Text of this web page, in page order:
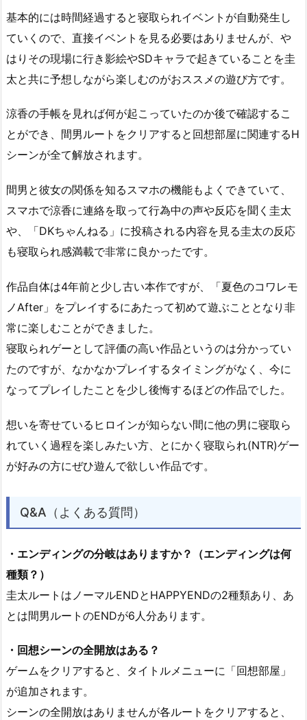
基本的には時間経過すると寝取られイベントが自動発生し
ていくので、直接イベントを見る必要はありませんが、や
はりその現場に行き影絵やSDキャラで起きていることを圭
太と共に予想しながら楽しむのがおススメの遊び方です。
涼香の手帳を見れば何が起こっていたのか後で確認するこ
とができ、間男ルートをクリアすると回想部屋に関連するH
シーンが全て解放されます。
間男と彼女の関係を知るスマホの機能もよくできていて、
スマホで涼香に連絡を取って行為中の声や反応を聞く圭太
や、「DKちゃんねる」に投稿される内容を見る圭太の反応
も寝取られ感満載で非常に良かったです。
作品自体は4年前と少し古い本作ですが、「夏色のコワレモ
ノAfter」をプレイするにあたって初めて遊ぶこととなり非
常に楽しむことができました。
寝取られゲーとして評価の高い作品というのは分かってい
たのですが、なかなかプレイするタイミングがなく、今に
なってプレイしたことを少し後悔するほどの作品でした。
想いを寄せているヒロインが知らない間に他の男に寝取ら
れていく過程を楽しみたい方、とにかく寝取られ(NTR)ゲー
が好みの方にぜひ遊んで欲しい作品です。
Q&A（よくある質問）
・エンディングの分岐はありますか？（エンディングは何
種類？）
圭太ルートはノーマルENDとHAPPYENDの2種類あり、あ
とは間男ルートのENDが6人分あります。
・回想シーンの全開放はある？
ゲームをクリアすると、タイトルメニューに「回想部屋」
が追加されます。
シーンの全開放はありませんが各ルートをクリアすると、